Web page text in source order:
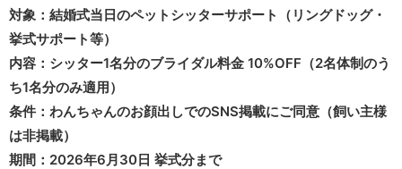
対象：結婚式当日のペットシッターサポート（リングドッグ・
挙式サポート等）
内容：シッター1名分のブライダル料金 10%OFF（2名体制のう
ち1名分のみ適用）
条件：わんちゃんのお顔出しでのSNS掲載にご同意（飼い主様
は非掲載）
期間：2026年6月30日 挙式分まで